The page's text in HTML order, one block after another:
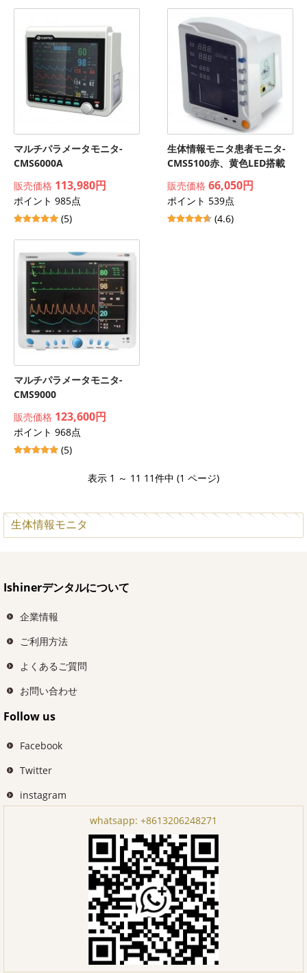
マルチパラメータモニタ-
CMS6000A
販売価格 113,980円
ポイント 985点
(5)
生体情報モニタ患者モニタ-
CMS5100赤、黄色LED搭載
販売価格 66,050円
ポイント 539点
(4.6)
マルチパラメータモニタ-
CMS9000
販売価格 123,600円
ポイント 968点
(5)
表示 1 ～ 11 11件中 (1 ページ)
生体情報モニタ
Ishinerデンタルについて
企業情報
ご利用方法
よくあるご質問
お問い合わせ
Follow us
Facebook
Twitter
instagram
whatsapp: +8613206248271